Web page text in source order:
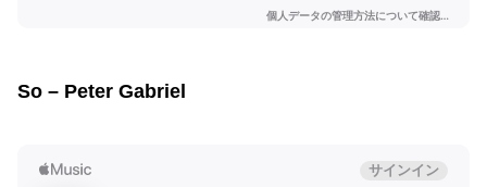
So – Peter Gabriel